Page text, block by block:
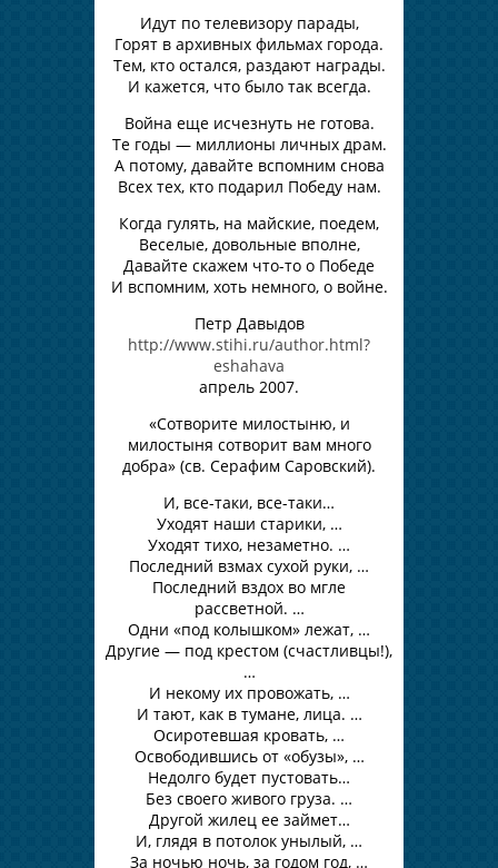
Идут по телевизору парады,
Горят в архивных фильмах города.
Тем, кто остался, раздают награды.
И кажется, что было так всегда.
Война еще исчезнуть не готова.
Те годы — миллионы личных драм.
А потому, давайте вспомним снова
Всех тех, кто подарил Победу нам.
Когда гулять, на майские, поедем,
Веселые, довольные вполне,
Давайте скажем что-то о Победе
И вспомним, хоть немного, о войне.
Петр Давыдов
http://www.stihi.ru/author.html?
eshahava
апрель 2007.
«Сотворите милостыню, и
милостыня сотворит вам много
добра» (св. Серафим Саровский).
И, все-таки, все-таки…
Уходят наши старики, …
Уходят тихо, незаметно. …
Последний взмах сухой руки, …
Последний вздох во мгле
рассветной. …
Одни «под колышком» лежат, …
Другие — под крестом (счастливцы!),
…
И некому их провожать, …
И тают, как в тумане, лица. …
Осиротевшая кровать, …
Освободившись от «обузы», …
Недолго будет пустовать…
Без своего живого груза. …
Другой жилец ее займет…
И, глядя в потолок унылый, …
За ночью ночь, за годом год, …